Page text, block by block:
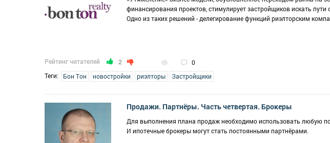
финансирования проектов, стимулирует застройщиков искать
Одно из таких решений - делегирование функций риэлторским
Рейтинг читателей 2 0
Теги:
Бон Тон новостройки риэлторы Застройщики
Продажи. Партнёры. Часть четвертая. Брокеры
Для выполнения плана продаж необходимо использовать любую
И ипотечные брокеры могут стать постоянными партнёрами.